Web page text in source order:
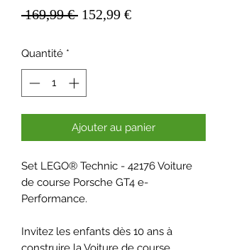
169,99 € Prix
152,99 €Prix
Quantité *
Ajouter au panier
Set LEGO® Technic - 42176 Voiture
de course Porsche GT4 e-
Performance.
Invitez les enfants dès 10 ans à